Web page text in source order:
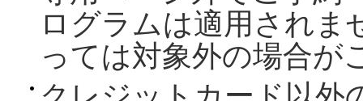
ログラムは適用されま
っては対象外の場合が